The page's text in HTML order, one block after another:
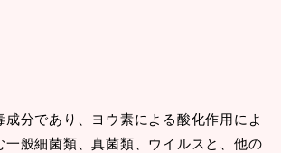
成分であり、ヨウ素による酸化作用によ
一般細菌類、真菌類、ウイルスと、他の